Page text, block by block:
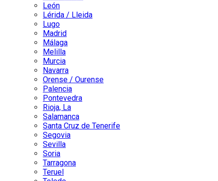
León
Lérida / Lleida
Lugo
Madrid
Málaga
Melilla
Murcia
Navarra
Orense / Ourense
Palencia
Pontevedra
Rioja, La
Salamanca
Santa Cruz de Tenerife
Segovia
Sevilla
Soria
Tarragona
Teruel